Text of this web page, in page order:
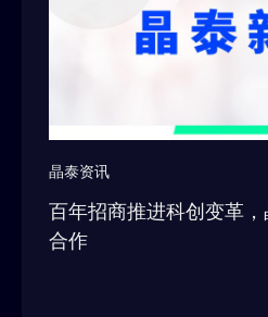
晶泰资讯
百年招商推进科创变革
合作